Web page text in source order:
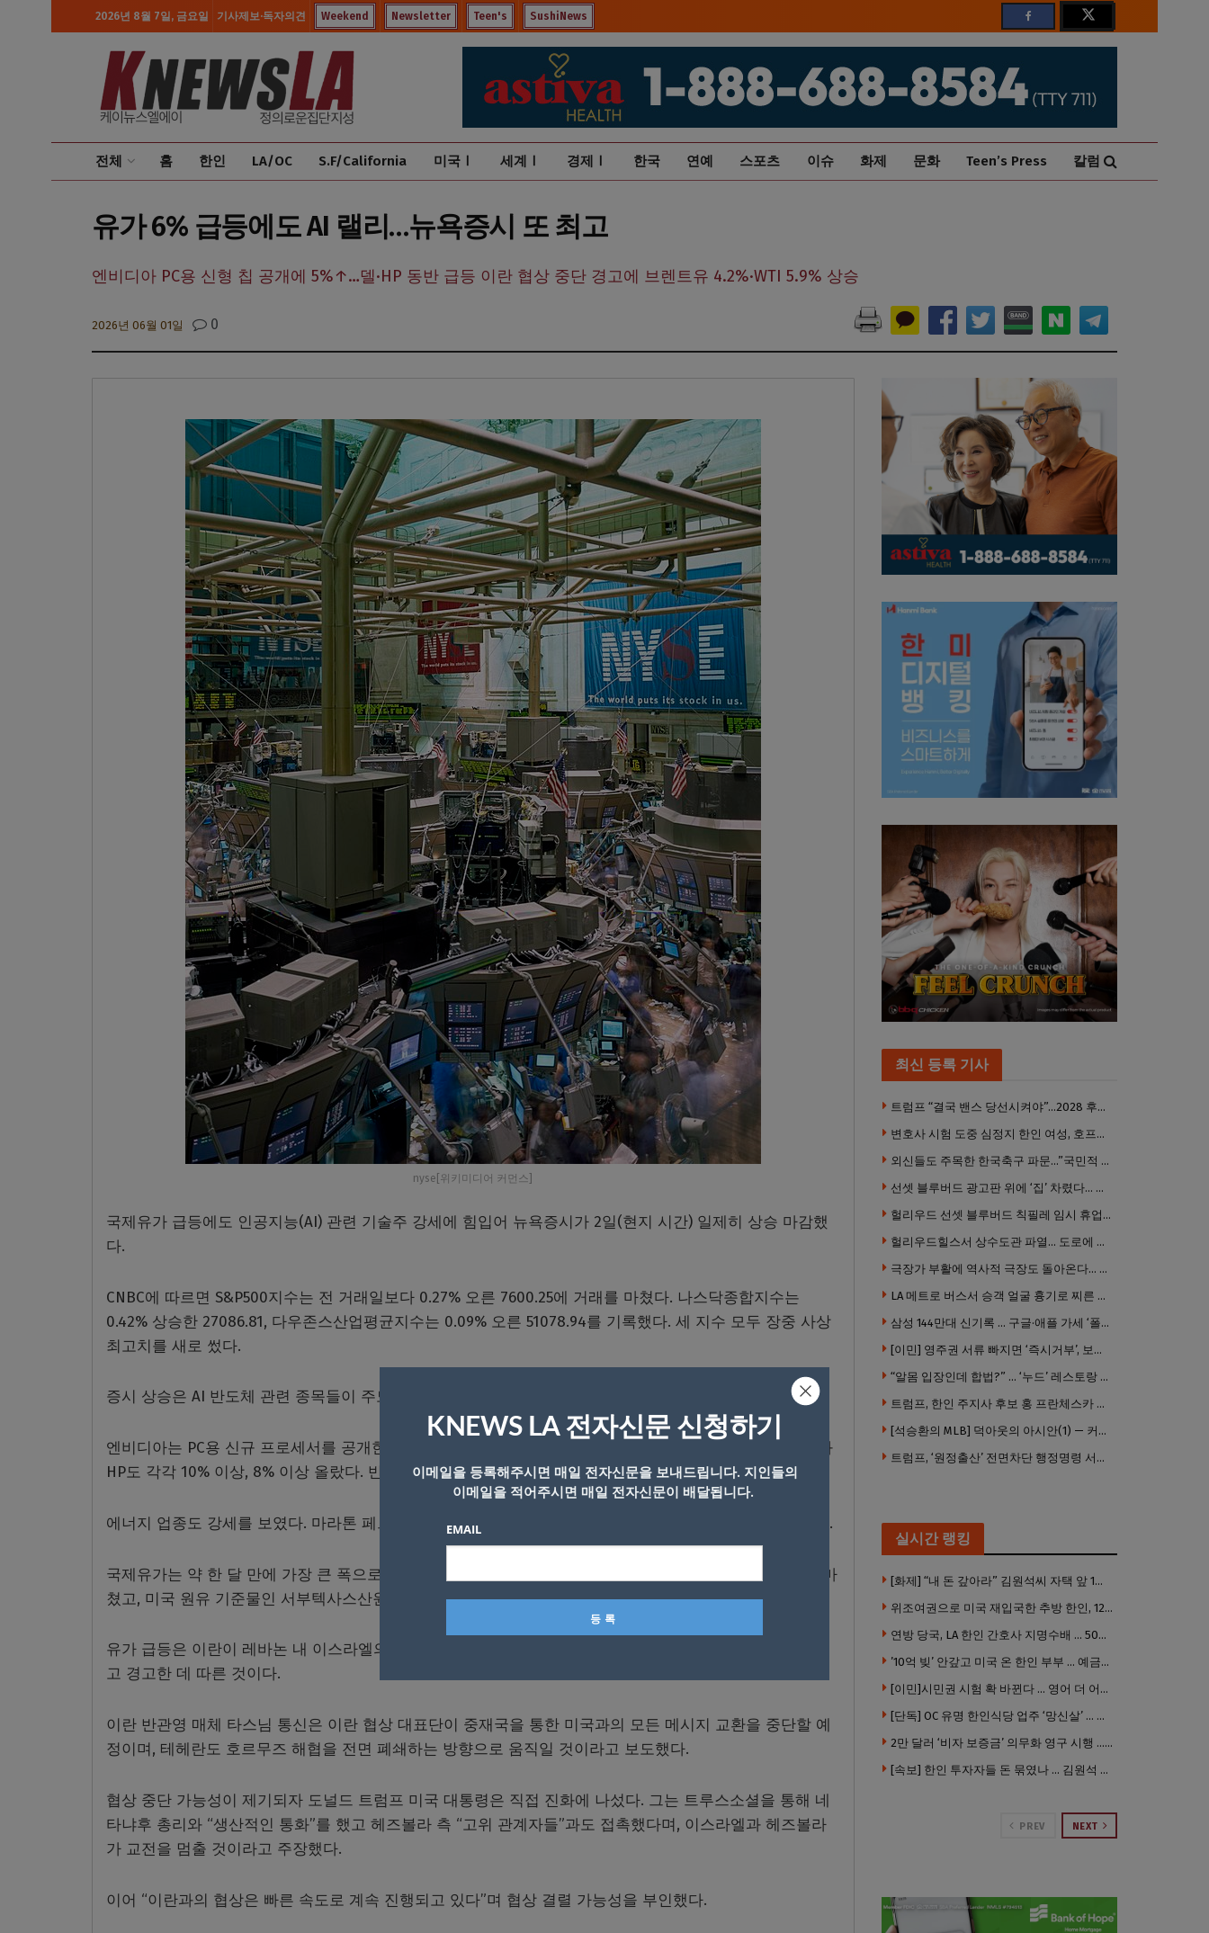
2026년 8월 7일, 금요일 기사제보·독자의견 Weekend Newsletter Teen's SushiNews
전체 홈 한인 LA/OC S.F/California 미국Ⅰ 세계Ⅰ 경제Ⅰ 한국 연예 스포츠 이슈 화제 문화 Teen’s Press 칼럼
유가 6% 급등에도 AI 랠리…뉴욕증시 또 최고
엔비디아 PC용 신형 칩 공개에 5%↑…델·HP 동반 급등 이란 협상 중단 경고에 브렌트유 4.2%·WTI 5.9% 상승
2026년 06월 01일 0
nyse[위키미디어 커먼스]
국제유가 급등에도 인공지능(AI) 관련 기술주 강세에 힘입어 뉴욕증시가 2일(현지 시간) 일제히 상승 마감했
다.
CNBC에 따르면 S&P500지수는 전 거래일보다 0.27% 오른 7600.25에 거래를 마쳤다. 나스닥종합지수는
0.42% 상승한 27086.81, 다우존스산업평균지수는 0.09% 오른 51078.94를 기록했다. 세 지수 모두 장중 사상
최고치를 새로 썼다.
증시 상승은 AI 반도체 관련 종목들이 주도했다.
엔비디아는 PC용 신규 프로세서를 공개한 뒤 주가가 5% 급등하며 시장 상승을 이끌었다. 델 테크놀로지스와
HP도 각각 10% 이상, 8% 이상 올랐다. 반면 수년간 PC용 칩 시장을 지배해온 인텔은 5% 하락했다.
에너지 업종도 강세를 보였다. 마라톤 페트롤리엄은 3% 상승했고 엑슨모빌과 셰브론도 각각 2%, 1% 올랐다.
국제유가는 약 한 달 만에 가장 큰 폭으로 상승했다. 브렌트유는 4.24% 상승한 배럴당 94.98달러에 거래를 마
쳤고, 미국 원유 기준물인 서부텍사스산원유(WTI)는 5.93% 오른 배럴당 92.54달러에 마감했다.
유가 급등은 이란이 레바논 내 이스라엘의 군사작전 확대를 이유로 미국과의 비공식 협상을 중단할 수 있다
고 경고한 데 따른 것이다.
이란 반관영 매체 타스님 통신은 이란 협상 대표단이 중재국을 통한 미국과의 모든 메시지 교환을 중단할 예
정이며, 테헤란도 호르무즈 해협을 전면 폐쇄하는 방향으로 움직일 것이라고 보도했다.
협상 중단 가능성이 제기되자 도널드 트럼프 미국 대통령은 직접 진화에 나섰다. 그는 트루스소셜을 통해 네
타냐후 총리와 “생산적인 통화”를 했고 헤즈볼라 측 “고위 관계자들”과도 접촉했다며, 이스라엘과 헤즈볼라
가 교전을 멈출 것이라고 주장했다.
이어 “이란과의 협상은 빠른 속도로 계속 진행되고 있다”며 협상 결렬 가능성을 부인했다.
최신 등록 기사
트럼프 “결국 밴스 당선시켜야”…2028 후계 구도 힘 싣나
변호사 시험 도중 심정지 한인 여성, 호프스트라대 상대 소송
외신들도 주목한 한국축구 파문…”국민적 공분에 수사 재개”
선셋 블루버드 광고판 위에 ‘집’ 차렸다… 넷플릭스 영화 홍보 이색 퍼포먼스
헐리우드 선셋 블루버드 칙필레 임시 휴업… 공사장 담장은 낙서로 뒤덮여
헐리우드힐스서 상수도관 파열… 도로에 물 쏟아져 주민 약 100명 피해
극장가 부활에 역사적 극장도 돌아온다… 웨스트우드 ‘브루인 극장’ 10월 재개장 추진
LA 메트로 버스서 승객 얼굴 흉기로 찌른 증오범죄 피고인, 종신형에 징역 7년 추가 선고
삼성 144만대 신기록 … 구글·애플 가세 ‘폴더블 대전’ 열린다
[이민] 영주권 서류 빠지면 ‘즉시거부’, 보완기회 없다 … 이민심사 8월부터 확 바뀐다
“알몸 입장인데 합법?” … ‘누드’ 레스토랑 허가 화제
트럼프, 한인 주지사 후보 홍 프란체스카 정조준 … “미치광이다”
[석승환의 MLB] 덕아웃의 아시안(1) — 커트 스즈키가 우리에게 묻는 것
트럼프, ‘원정출산’ 전면차단 행정명령 서명 …비자취소·입국금지·추방까지
실시간 랭킹
[화제] “내 돈 갚아라” 김원석씨 자택 앞 1인 광대 시위 … 한인 투자사, “108만 달러 못받아”
위조여권으로 미국 재입국한 추방 한인, 120만 달러 은행 사기 행각
연방 당국, LA 한인 간호사 지명수배 … 500만 달러 메디캐어 사기, 선고 직전 한국 도주
’10억 빚’ 안갚고 미국 온 한인 부부 … 예금보험공사, 미국서 소송
[이민]시민권 시험 확 바뀐다 … 영어 더 어렵게, 민간시험 도입 추진
[단독] OC 유명 한인식당 업주 ‘망신살’ … 육류대금 안 갚자 식당서 공개추심
2만 달러 ‘비자 보증금’ 의무화 영구 시행 … 입국 문턱 더 높아진다.
[속보] 한인 투자자들 돈 묶였나 … 김원석 회사들 챕터7 강제파산·자진파산 잇따라 신청
PREV NEXT
KNEWS LA 전자신문 신청하기
이메일을 등록해주시면 매일 전자신문을 보내드립니다. 지인들의
이메일을 적어주시면 매일 전자신문이 배달됩니다.
EMAIL